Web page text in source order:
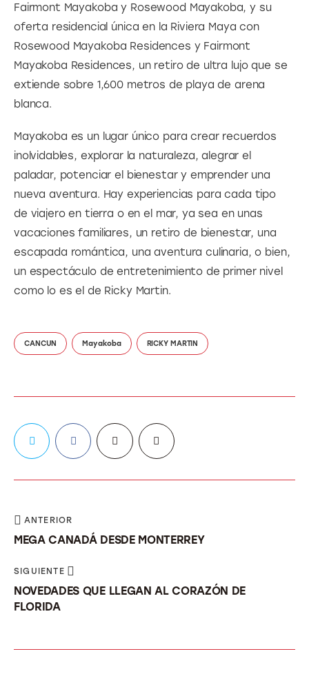
Fairmont Mayakoba y Rosewood Mayakoba, y su
oferta residencial única en la Riviera Maya con
Rosewood Mayakoba Residences y Fairmont
Mayakoba Residences, un retiro de ultra lujo que se
extiende sobre 1,600 metros de playa de arena
blanca.
Mayakoba es un lugar único para crear recuerdos
inolvidables, explorar la naturaleza, alegrar el
paladar, potenciar el bienestar y emprender una
nueva aventura. Hay experiencias para cada tipo
de viajero en tierra o en el mar, ya sea en unas
vacaciones familiares, un retiro de bienestar, una
escapada romántica, una aventura culinaria, o bien,
un espectáculo de entretenimiento de primer nivel
como lo es el de Ricky Martin.
CANCUN Mayakoba RICKY MARTIN
ANTERIOR
MEGA CANADÁ DESDE MONTERREY
SIGUIENTE
NOVEDADES QUE LLEGAN AL CORAZÓN DE
FLORIDA